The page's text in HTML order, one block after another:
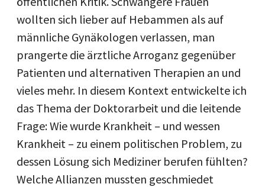
wollten sich lieber auf Hebammen als auf
männliche Gynäkologen verlassen, man
prangerte die ärztliche Arroganz gegenüber
Patienten und alternativen Therapien an und
vieles mehr. In diesem Kontext entwickelte ich
das Thema der Doktorarbeit und die leitende
Frage: Wie wurde Krankheit – und wessen
Krankheit – zu einem politischen Problem, zu
dessen Lösung sich Mediziner berufen fühlten?
Welche Allianzen mussten geschmiedet